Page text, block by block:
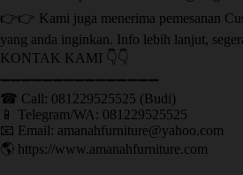
👉👉 Kami juga menerima pemesanan
yang anda inginkan. Info lebih lanjut,
KONTAK KAMI 👇👇
➖➖➖➖➖➖➖➖➖➖➖➖➖➖➖ ㅤ
☎ Call: 081229525525 (Budi)
📱 Telegram/WA: 081229525525
📧 Email: amanahfurniture@yahoo.com
🌎 https://www.amanahfurniture.com